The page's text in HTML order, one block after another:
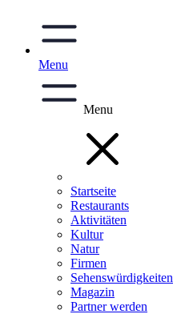
Menu
Menu
Startseite
Restaurants
Aktivitäten
Kultur
Natur
Firmen
Sehenswürdigkeiten
Magazin
Partner werden